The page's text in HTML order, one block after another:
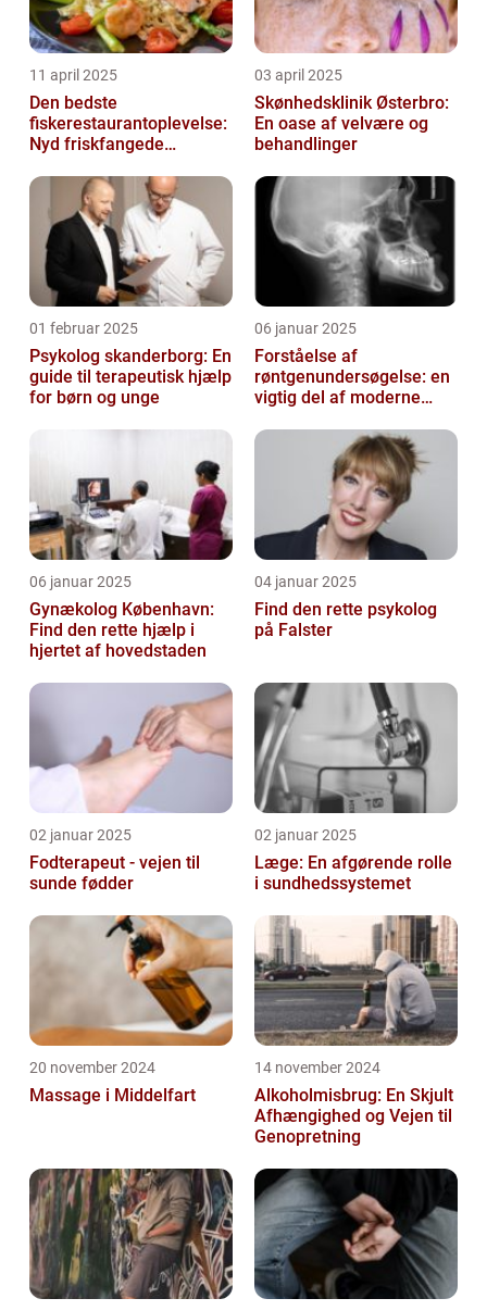
11 april 2025
Den bedste
fiskerestaurantoplevelse:
Nyd friskfangede
03 april 2025
Skønhedsklinik Østerbro:
En oase af velvære og
behandlinger
01 februar 2025
Psykolog skanderborg: En
guide til terapeutisk hjælp
for børn og unge
06 januar 2025
Forståelse af
røntgenundersøgelse: en
vigtig del af moderne
06 januar 2025
Gynækolog København:
Find den rette hjælp i
hjertet af hovedstaden
04 januar 2025
Find den rette psykolog
på Falster
02 januar 2025
Fodterapeut - vejen til
sunde fødder
02 januar 2025
Læge: En afgørende rolle
i sundhedssystemet
20 november 2024
Massage i Middelfart
14 november 2024
Alkoholmisbrug: En Skjult
Afhængighed og Vejen til
Genopretning